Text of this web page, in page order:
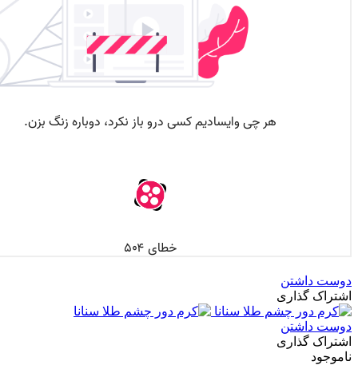
دوست داشتن
اشتراک گذاری
دوست داشتن
اشتراک گذاری
ناموجود